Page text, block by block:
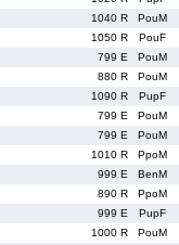
1040 R
PouM
1050 R
PouF
799 E
PouM
880 R
PouM
1090 R
PupF
799 E
PouM
799 E
PouM
1010 R
PpoM
999 E
BenM
890 R
PpoM
999 E
PupF
1000 R
PouM